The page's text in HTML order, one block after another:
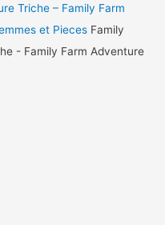
Triche – Family Farm
et Pieces Family
- Family Farm Adventure